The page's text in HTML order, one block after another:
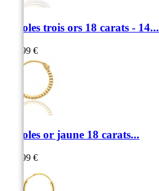
Créoles trois ors 18 carats - 14...
339,99 €
Créoles or jaune 18 carats...
139,99 €